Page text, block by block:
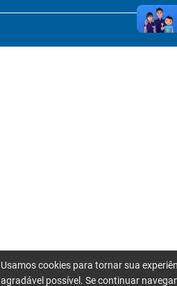
Usamos cookies para tornar sua
agradável possível. Se continuar